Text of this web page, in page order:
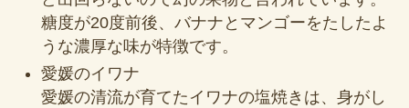
糖度が20度前後、バナナとマンゴーをたしたよ
うな濃厚な味が特徴です。
愛媛のイワナ
愛媛の清流が育てたイワナの塩焼きは、身がし